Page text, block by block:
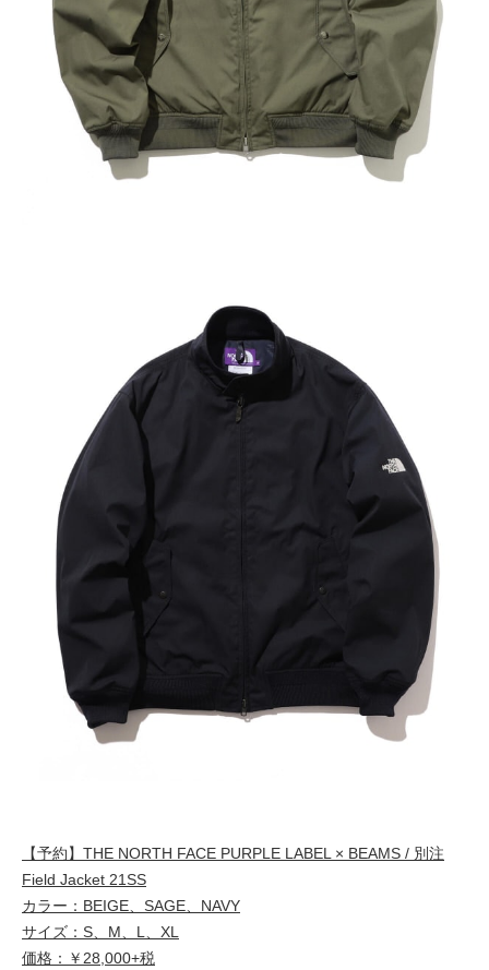
【予約】THE NORTH FACE PURPLE LABEL × BEAMS / 別注
Field Jacket 21SS
カラー：BEIGE、SAGE、NAVY
サイズ：S、M、L、XL
価格：￥28,000+税